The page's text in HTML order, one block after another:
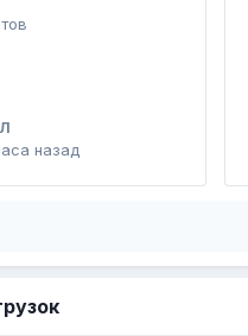
назад